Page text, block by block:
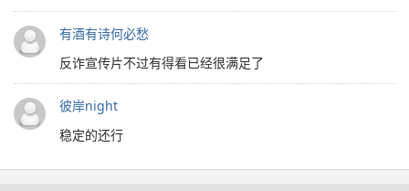
有酒有诗何必愁
反诈宣传片不过有得看已经很满足了
彼岸night
稳定的还行